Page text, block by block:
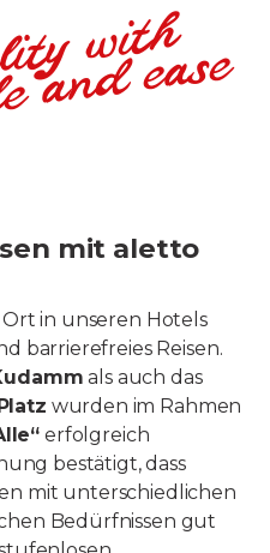
with
and ease
mit aletto
in unseren Hotels
barrierefreies Reisen.
als auch das
wurden im Rahmen
erfolgreich
bestätigt, dass
mit unterschiedlichen
Bedürfnissen gut